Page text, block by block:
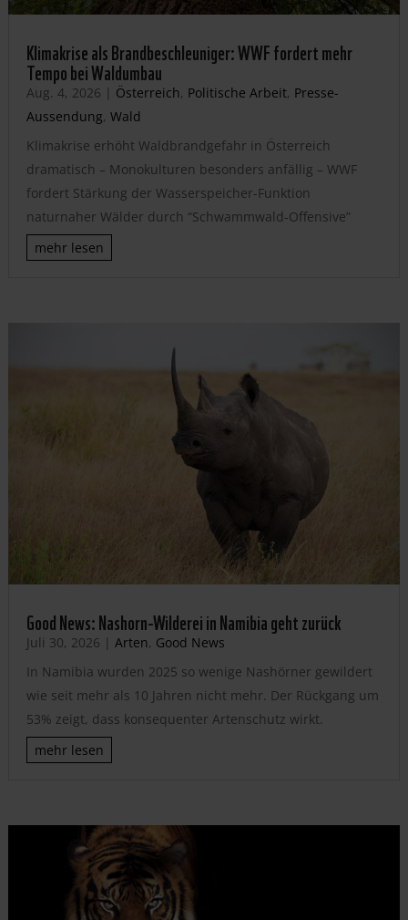
Klimakrise als Brandbeschleuniger: WWF fordert mehr
Tempo bei Waldumbau
Aug. 4, 2026 | Österreich, Politische Arbeit, Presse-
Aussendung, Wald
Klimakrise erhöht Waldbrandgefahr in Österreich
dramatisch – Monokulturen besonders anfällig – WWF
fordert Stärkung der Wasserspeicher-Funktion
naturnaher Wälder durch “Schwammwald-Offensive”
mehr lesen
Good News: Nashorn-Wilderei in Namibia geht zurück
Juli 30, 2026 | Arten, Good News
In Namibia wurden 2025 so wenige Nashörner gewildert
wie seit mehr als 10 Jahren nicht mehr. Der Rückgang um
53% zeigt, dass konsequenter Artenschutz wirkt.
mehr lesen